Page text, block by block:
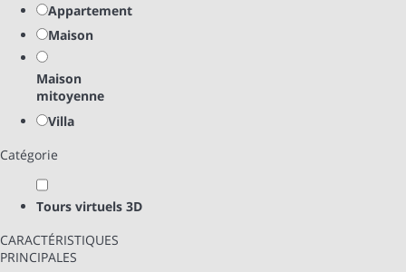
Appartement
Maison
Maison
mitoyenne
Villa
Catégorie
Tours virtuels 3D
CARACTÉRISTIQUES
PRINCIPALES